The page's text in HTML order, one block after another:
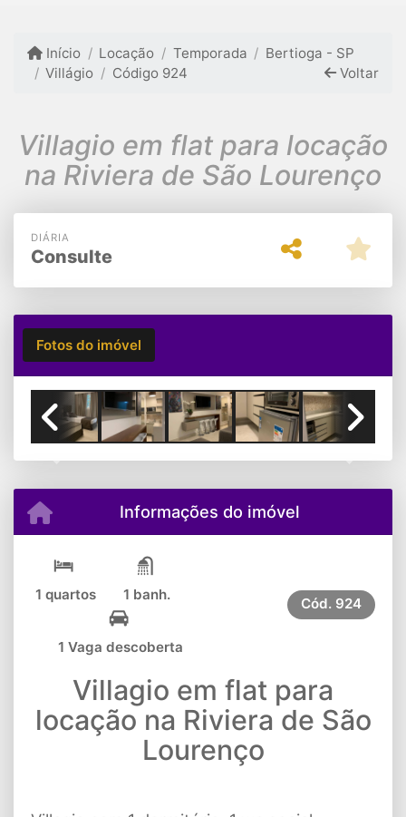
Início Locação Temporada
Bertioga - SP
Villágio
Código 924 Voltar
Villagio em flat para locação
na Riviera de São Lourenço
DIÁRIA
Consulte
Fotos do imóvel
Previous Next
Informações do imóvel
1 quartos 1 banh.
1 Vaga descoberta
Cód. 924
Villagio em flat para
locação na Riviera de São
Lourenço